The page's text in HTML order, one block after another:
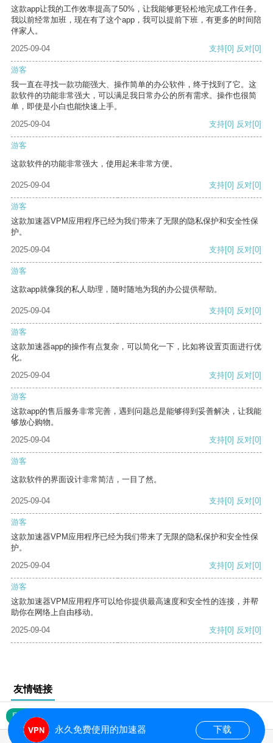
这款app让我的工作效率提高了50%，让我能够更轻松地完成工作任务。
我以前经常加班，现在有了这个app，我可以提前下班，有更多的时间陪
伴家人。
2025-09-04
支持[0] 反对[0]
游客
我一直在寻找一款功能强大、操作简单的办公软件，终于找到了它。这
款软件的功能非常强大，可以满足我日常办公的所有需求。操作也很简
单，即使是小白也能快速上手。
2025-09-04
支持[0] 反对[0]
游客
这款软件的功能非常强大，使用起来非常方便。
2025-09-04 支持[0] 反对[0]
游客
这款加速器VPM应用程序已经为我们带来了无限的隐私保护和安全性保
护。
2025-09-04
支持[0] 反对[0]
游客
这款app就像我的私人助理，随时随地为我的办公提供帮助。
2025-09-04 支持[0] 反对[0]
游客
这款加速器app的操作有点复杂，可以简化一下，比如将设置页面进行优
化。
2025-09-04
支持[0] 反对[0]
游客
这款app的售后服务非常完善，遇到问题总是能够得到妥善解决，让我能
够放心购物。
2025-09-04
支持[0] 反对[0]
游客
这款软件的界面设计非常简洁，一目了然。
2025-09-04 支持[0] 反对[0]
游客
这款加速器VPM应用程序已经为我们带来了无限的隐私保护和安全性保
护。
2025-09-04
支持[0] 反对[0]
游客
这款加速器VPM应用程序可以给你提供最高速度和安全性的连接，并帮
助你在网络上自由移动。
2025-09-04
支持[0] 反对[0]
友情链接
网站地图
永久免费使用的加速器 下载